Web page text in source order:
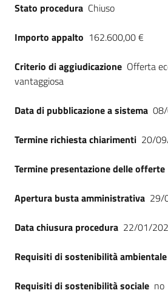
Stato procedura Chiuso
Importo appalto 162.600,00 €
Criterio di aggiudicazione Offerta
vantaggiosa
Data di pubblicazione a sistema
Termine richiesta chiarimenti 20/
Termine presentazione delle offerte
Apertura busta amministrativa 29/
Data chiusura procedura 22/01/
Requisiti di sostenibilità ambientale
Requisiti di sostenibilità sociale no